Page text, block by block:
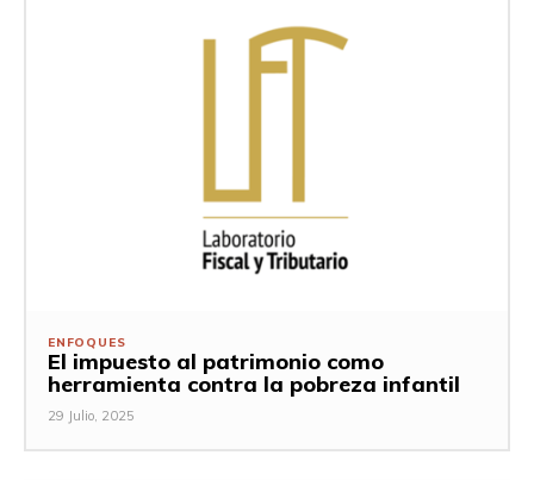
ENFOQUES
El impuesto al patrimonio como
herramienta contra la pobreza infantil
29 Julio, 2025